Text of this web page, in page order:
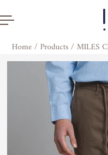
contenuto
Home/ Products/ MILES